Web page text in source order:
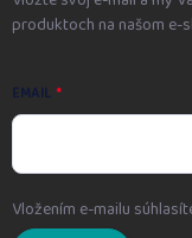
produktoch na našom e-
EMAIL
Vložením e-mailu